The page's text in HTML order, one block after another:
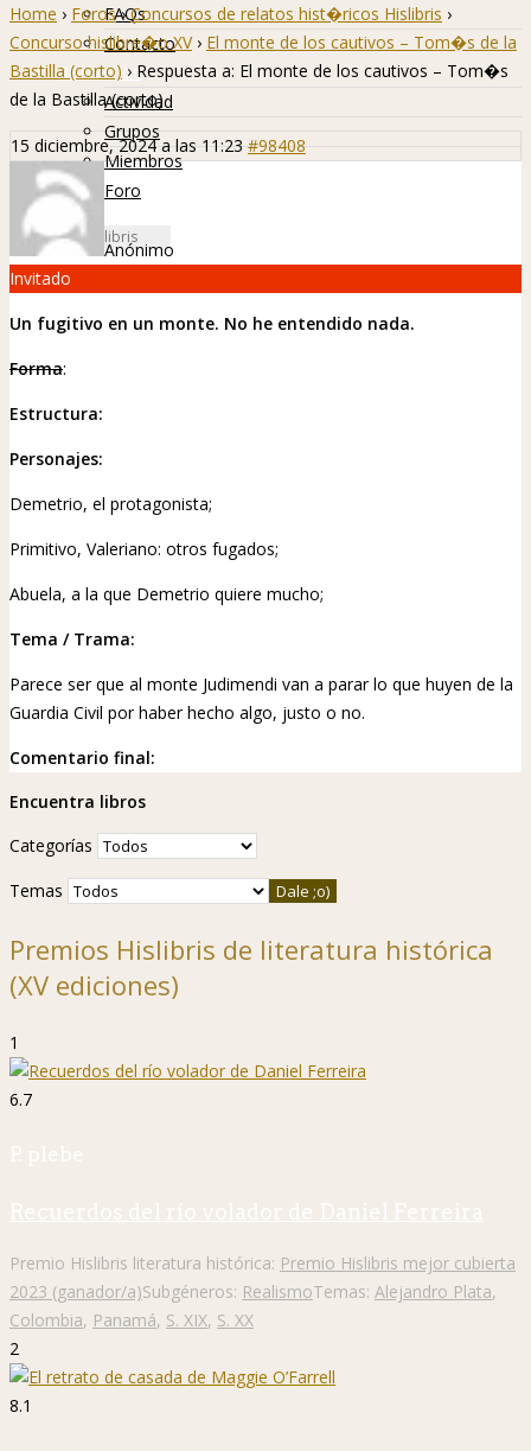
FAQs
Contacto
Hislibreños
Actividad
Grupos
Miembros
Foro
Home › Foros › Concursos de relatos hist�ricos Hislibris ›
Concurso hislibre�o XV › El monte de los cautivos – Tom�s de la
Bastilla (corto) › Respuesta a: El monte de los cautivos – Tom�s
de la Bastilla (corto)
15 diciembre, 2024 a las 11:23 #98408
Anónimo
Invitado
Un fugitivo en un monte. No he entendido nada.
Forma:
Estructura:
Personajes:
Demetrio, el protagonista;
Primitivo, Valeriano: otros fugados;
Abuela, a la que Demetrio quiere mucho;
Tema / Trama:
Parece ser que al monte Judimendi van a parar lo que huyen de la
Guardia Civil por haber hecho algo, justo o no.
Comentario final:
Encuentra libros
Categorías
Temas
Premios Hislibris de literatura histórica
(XV ediciones)
1
6.7
P. plebe
Recuerdos del río volador de Daniel Ferreira
Premio Hislibris literatura histórica: Premio Hislibris mejor cubierta
2023 (ganador/a)Subgéneros: RealismoTemas: Alejandro Plata,
Colombia, Panamá, S. XIX, S. XX
2
8.1